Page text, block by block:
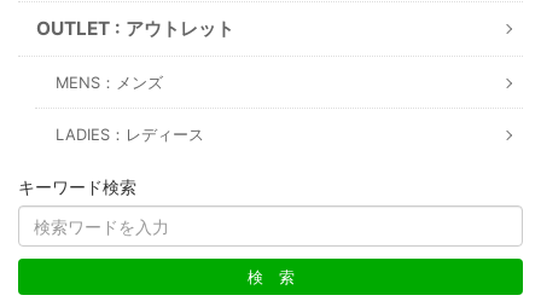
OUTLET : アウトレット
MENS：メンズ
LADIES：レディース
キーワード検索